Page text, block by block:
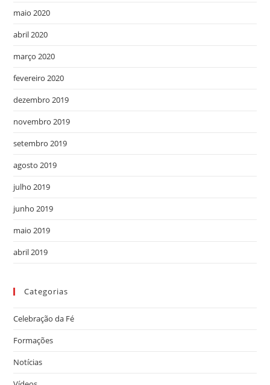
maio 2020
abril 2020
março 2020
fevereiro 2020
dezembro 2019
novembro 2019
setembro 2019
agosto 2019
julho 2019
junho 2019
maio 2019
abril 2019
Categorias
Celebração da Fé
Formações
Notícias